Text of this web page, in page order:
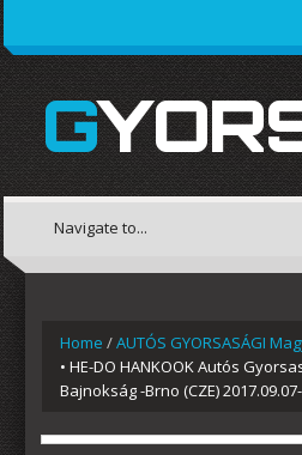
Home /AUTÓS GYORSASÁGI
• HE-DO HANKOOK Autós
Bajnokság -Brno (CZE)